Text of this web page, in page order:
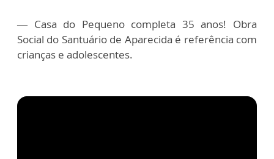
— Casa do Pequeno completa 35 anos! Obra
Social do Santuário de Aparecida é referência com
crianças e adolescentes.